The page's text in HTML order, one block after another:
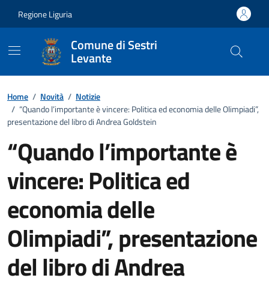
Regione Liguria
Comune di Sestri
Levante
Home / Novità / Notizie
/ “Quando l’importante è vincere: Politica ed economia delle Olimpiadi”,
presentazione del libro di Andrea Goldstein
“Quando l’importante è
vincere: Politica ed
economia delle
Olimpiadi”, presentazione
del libro di Andrea